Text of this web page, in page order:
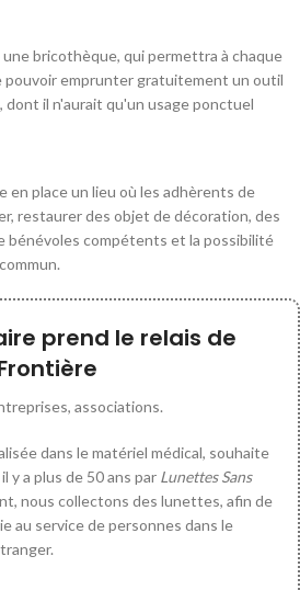
bricothèque, qui permettra à chaque
pouvoir emprunter gratuitement un outil
dont il n'aurait qu'un usage ponctuel
en place un lieu où les adhèrents de
restaurer des objet de décoration, des
bénévoles compétents et la possibilité
prend le relais de
associations.
dans le matériel médical, souhaite
y a plus de 50 ans par Lunettes Sans
nous collectons des lunettes, afin de
au service de personnes dans le